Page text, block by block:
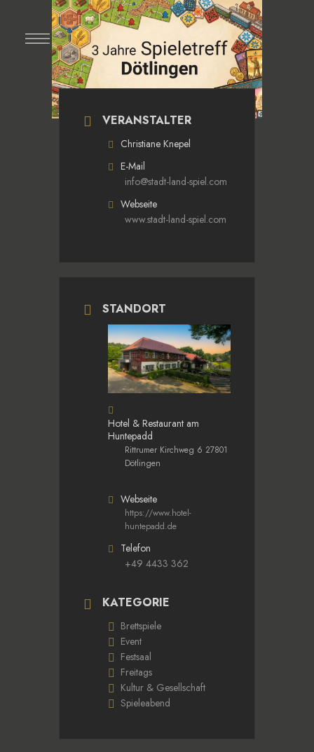
VERANSTALTER
Christiane Knepel
E-Mail
info@stadt-land-spiel.com
Webseite
www.stadt-land-spiel.com
STANDORT
Hotel & Restaurant am
Huntepadd
Rittrumer Kirchweg 6 27801
Dötlingen
Webseite
https://www.hotel-
huntepadd.de
Telefon
+49 4433 362
KATEGORIE
Brettspiele
Event
Festsaal
Freitags
Kultur & Gesellschaft
Spieleabend